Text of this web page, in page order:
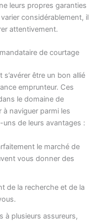
leurs propres garanties
considérablement, il
attentivement.
de courtage
s’avérer être un bon allié
emprunteur. Ces
le domaine de
à naviguer parmi les
de leurs avantages :
le marché de
vous donner des
de la recherche et de la
à plusieurs assureurs,